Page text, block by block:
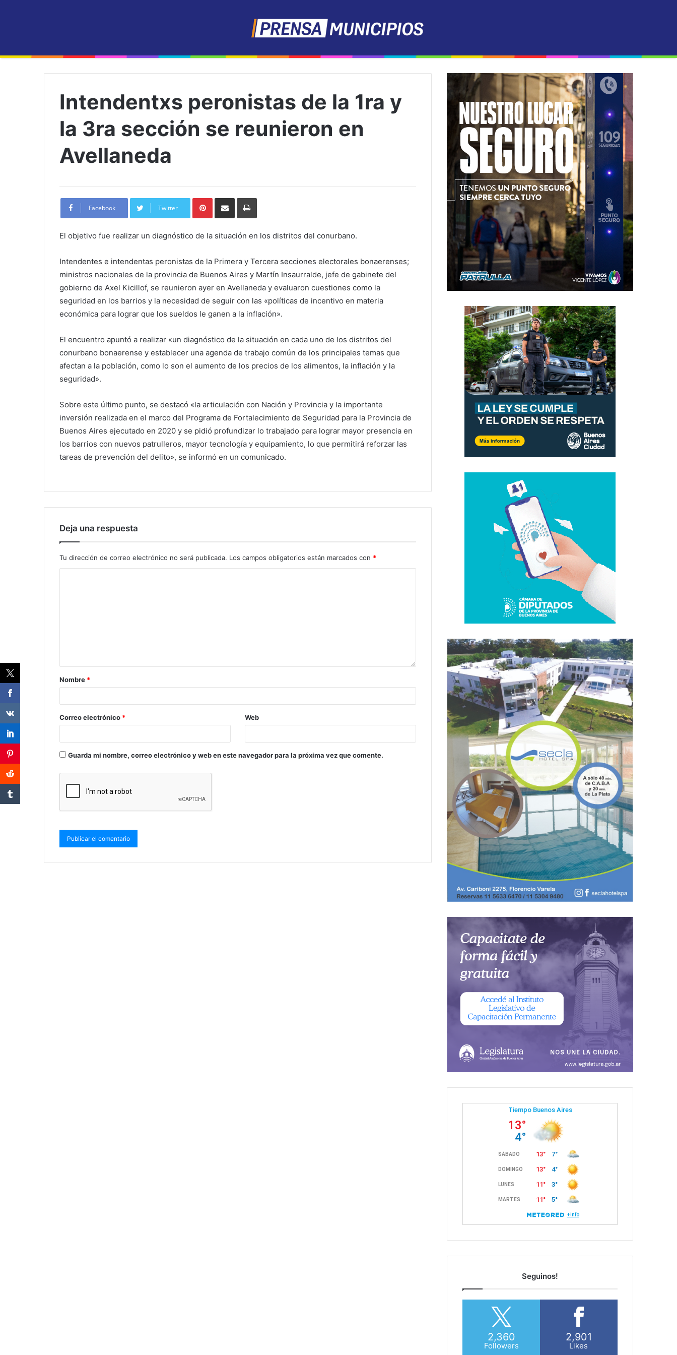
Intendentxs peronistas de la 1ra y
la 3ra sección se reunieron en
Avellaneda
Facebook Twitter
PinterestShare
Email
Print
El objetivo fue realizar un diagnóstico de la situación en los distritos del conurbano.
Intendentes e intendentas peronistas de la Primera y Tercera secciones electorales bonaerenses;
ministros nacionales de la provincia de Buenos Aires y Martín Insaurralde, jefe de gabinete del
gobierno de Axel Kicillof, se reunieron ayer en Avellaneda y evaluaron cuestiones como la
seguridad en los barrios y la necesidad de seguir con las «políticas de incentivo en materia
económica para lograr que los sueldos le ganen a la inflación».
El encuentro apuntó a realizar «un diagnóstico de la situación en cada uno de los distritos del
conurbano bonaerense y establecer una agenda de trabajo común de los principales temas que
afectan a la población, como lo son el aumento de los precios de los alimentos, la inflación y la
seguridad».
Sobre este último punto, se destacó «la articulación con Nación y Provincia y la importante
inversión realizada en el marco del Programa de Fortalecimiento de Seguridad para la Provincia de
Buenos Aires ejecutado en 2020 y se pidió profundizar lo trabajado para lograr mayor presencia en
los barrios con nuevos patrulleros, mayor tecnología y equipamiento, lo que permitirá reforzar las
tareas de prevención del delito», se informó en un comunicado.
Deja una respuesta
Tu dirección de correo electrónico no será publicada. Los campos obligatorios están marcados con *
Nombre *
Correo electrónico * Web
Guarda mi nombre, correo electrónico y web en este navegador para la próxima vez que comente.
Seguinos!
2,360
Followers
2,901
Likes